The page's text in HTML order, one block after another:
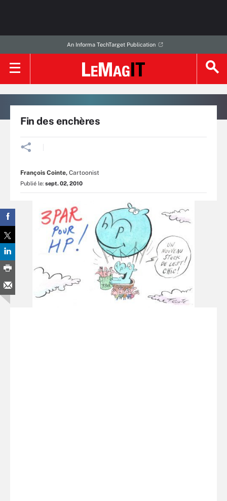
An Informa TechTarget Publication
Fin des enchères
François Cointe, Cartoonist
Publié le: sept. 02, 2010